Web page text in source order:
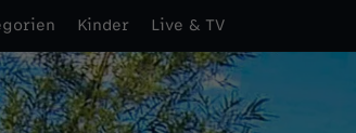
Kinder Live & TV